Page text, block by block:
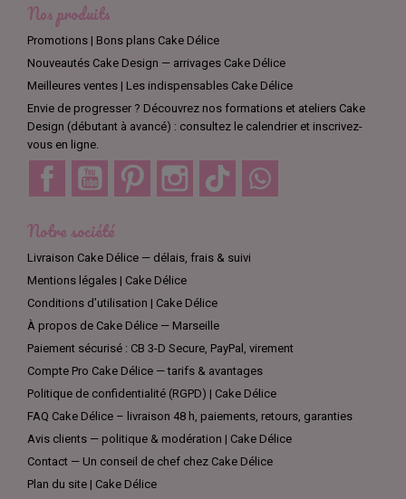
Nos produits
Promotions | Bons plans Cake Délice
Nouveautés Cake Design — arrivages Cake Délice
Meilleures ventes | Les indispensables Cake Délice
Envie de progresser ? Découvrez nos formations et ateliers Cake
Design (débutant à avancé) : consultez le calendrier et inscrivez-
vous en ligne.
Facebook YouTube Pinterest Instagram TikTok
Notre société
Livraison Cake Délice — délais, frais & suivi
Mentions légales | Cake Délice
Conditions d’utilisation | Cake Délice
À propos de Cake Délice — Marseille
Paiement sécurisé : CB 3-D Secure, PayPal, virement
Compte Pro Cake Délice — tarifs & avantages
Politique de confidentialité (RGPD) | Cake Délice
FAQ Cake Délice – livraison 48 h, paiements, retours, garanties
Avis clients — politique & modération | Cake Délice
Contact — Un conseil de chef chez Cake Délice
Plan du site | Cake Délice